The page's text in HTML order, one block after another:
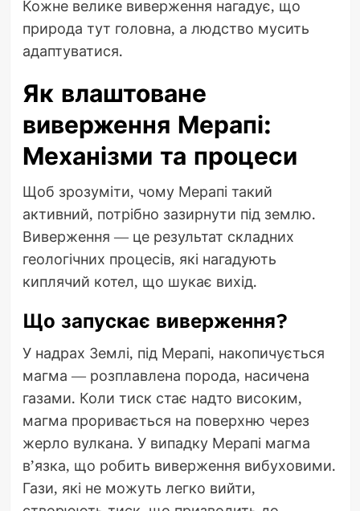
Кожне велике виверження нагадує, що
природа тут головна, а людство мусить
адаптуватися.
Як влаштоване
виверження Мерапі:
Механізми та процеси
Щоб зрозуміти, чому Мерапі такий
активний, потрібно зазирнути під землю.
Виверження — це результат складних
геологічних процесів, які нагадують
киплячий котел, що шукає вихід.
Що запускає виверження?
У надрах Землі, під Мерапі, накопичується
магма — розплавлена порода, насичена
газами. Коли тиск стає надто високим,
магма проривається на поверхню через
жерло вулкана. У випадку Мерапі магма
в’язка, що робить виверження вибуховими.
Гази, які не можуть легко вийти,